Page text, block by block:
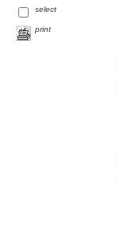
select
print